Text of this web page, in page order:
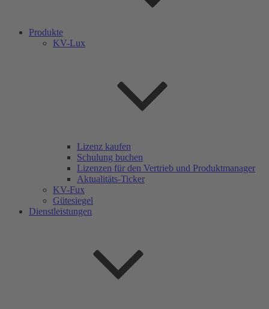
Produkte
KV-Lux
Lizenz kaufen
Schulung buchen
Lizenzen für den Vertrieb und Produktmanager
Aktualitäts-Ticker
KV-Fux
Gütesiegel
Dienstleistungen